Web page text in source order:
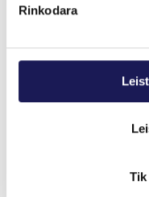
Rinkodara
komplikacijų riziką
Apie
Tyrimo